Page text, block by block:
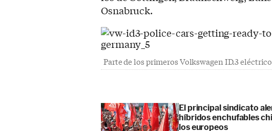
Osnabruck.
Parte de los primeros Volkswagen ID.3
El principal sindicato
híbridos enchufables
los europeos